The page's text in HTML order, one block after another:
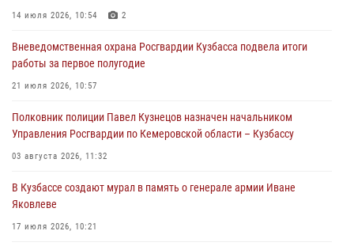
Росгвардейцы задержали нарушителя общественного порядка в
04 августа 2026, 07:41
Кемеровские росгвардейцы пресекли попытку хищения товара
04 августа 2026, 06:32
14 июля 2026, 10:54 2
Вневедомственная охрана Росгвардии Кузбасса подвела итоги
работы за первое полугодие
21 июля 2026, 10:57
Полковник полиции Павел Кузнецов назначен начальником
Управления Росгвардии по Кемеровской области – Кузбассу
03 августа 2026, 11:32
В Кузбассе создают мурал в память о генерале армии Иване
Яковлеве
17 июля 2026, 10:21